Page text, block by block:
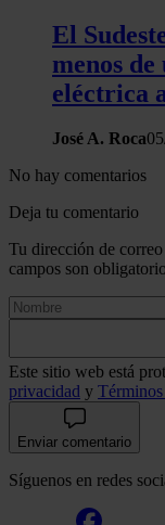
El
menos
eléctrica
José A. Roca
No hay comentarios
Deja tu comentario
Tu dirección de
campos son
Este sitio web está
privacidad y
Enviar comentario
Síguenos en redes